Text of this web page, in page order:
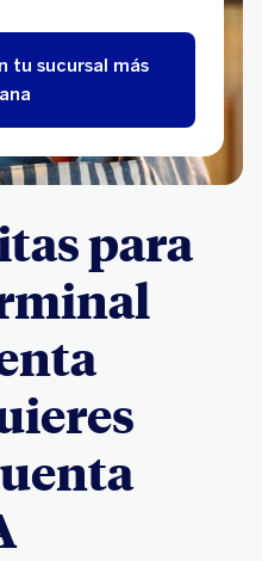
tu sucursal más
para